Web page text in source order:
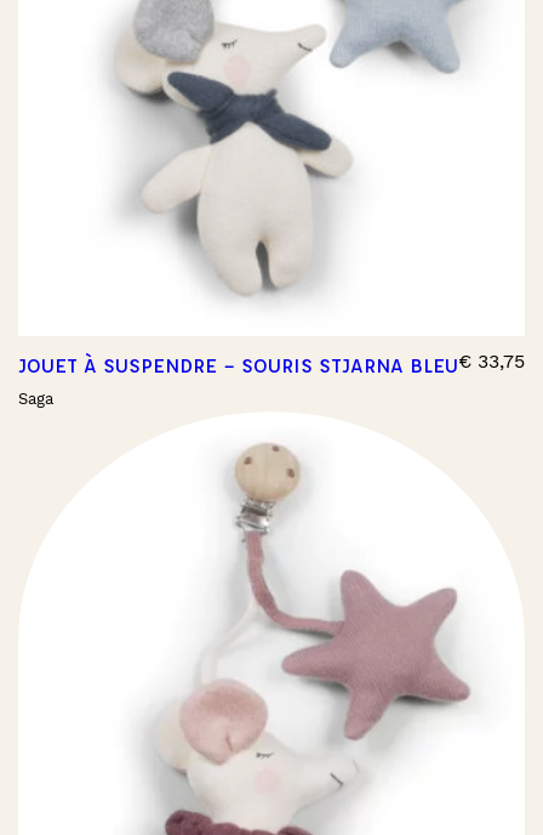
JOUET À SUSPENDRE – SOURIS STJARNA BLEU
Saga
€ 33,75